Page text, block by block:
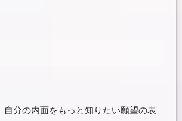
自分の内面をもっと知りたい願望の表